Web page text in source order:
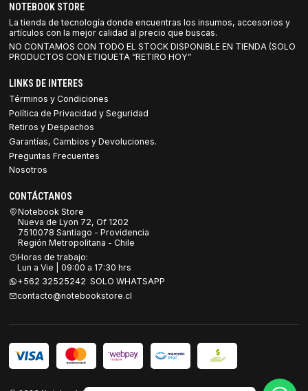
NOTEBOOK STORE
La tienda de tecnología donde encuentras los insumos, accesorios y
artículos con la mejor calidad al precio que buscas.
NO CONTAMOS CON TODO EL STOCK DISPONIBLE EN TIENDA (SOLO
PRODUCTOS CON ETIQUETA “RETIRO HOY”
LINKS DE INTERES
Términos y Condiciones
Política de Privacidad y Seguridad
Retiros y Despachos
Garantías, Cambios y Devoluciones.
Preguntas Frecuentes
Nosotros
CONTÁCTANOS
Notebook Store
Nueva de Lyon 72, Of 1202
7510078 Santiago - Providencia
Región Metropolitana - Chile
Horas de trabajo:
Lun a Vie | 09:00 a 17:30 hrs
+562 32525242 SOLO WHATSAPP
contacto@notebookstore.cl